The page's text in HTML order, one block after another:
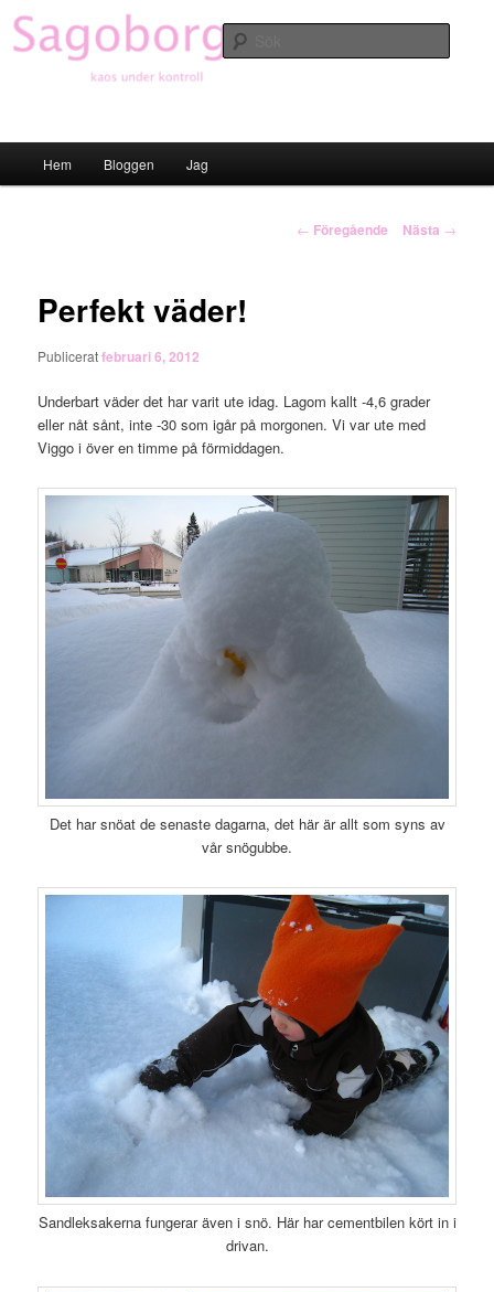
Hoppa
till
primärt
Hem Bloggen Jag
Inläggsnavigering
← Föregående Nästa →
Perfekt väder!
Publiceratfebruari 6, 2012
Underbart väder det har varit ute idag. Lagom kallt -4,6 grader
eller nåt sånt, inte -30 som igår på morgonen. Vi var ute med
Viggo i över en timme på förmiddagen.
Det har snöat de senaste dagarna, det här är allt som syns av
vår snögubbe.
Sandleksakerna fungerar även i snö. Här har cementbilen kört in i
drivan.